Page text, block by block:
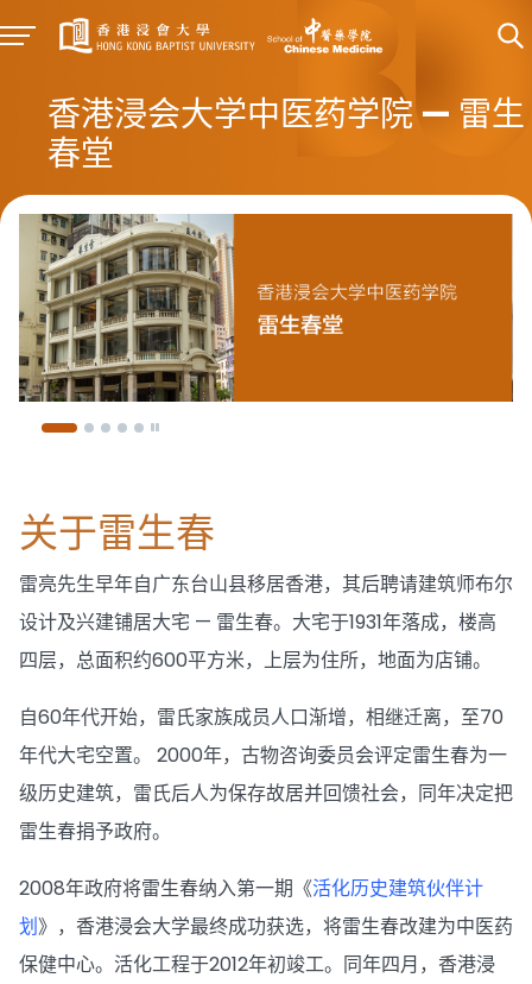
香港浸会大学中医药学院 — 雷生
春堂
关于雷生春
雷亮先生早年自广东台山县移居香港，其后聘请建筑师布尔
设计及兴建铺居大宅 — 雷生春。大宅于1931年落成，楼高
四层，总面积约600平方米，上层为住所，地面为店铺。
自60年代开始，雷氏家族成员人口渐增，相继迁离，至70
年代大宅空置。 2000年，古物咨询委员会评定雷生春为一
级历史建筑，雷氏后人为保存故居并回馈社会，同年决定把
雷生春捐予政府。
2008年政府将雷生春纳入第一期《活化历史建筑伙伴计
划》，香港浸会大学最终成功获选，将雷生春改建为中医药
保健中心。活化工程于2012年初竣工。同年四月，香港浸